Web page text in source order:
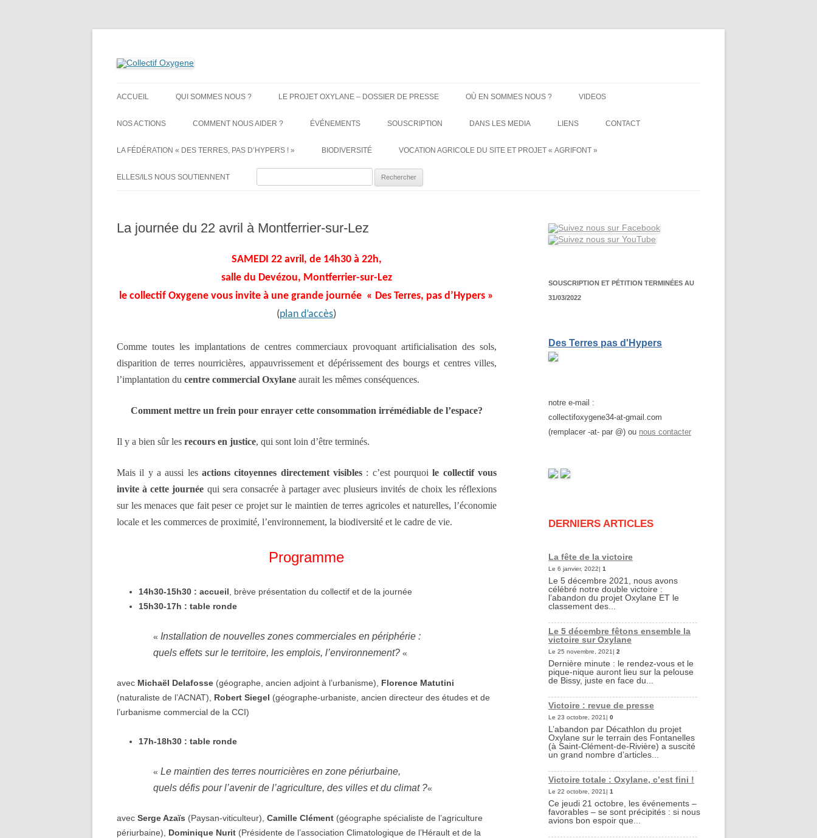
Collectif Oxygene
au
ACCUEIL QUI SOMMES NOUS ? LE PROJET OXYLANE – DOSSIER DE PRESSE OÙ EN SOMMES NOUS ? VIDEOS
NOS ACTIONS COMMENT NOUS AIDER ? ÉVÉNEMENTS SOUSCRIPTION DANS LES MEDIA LIENS CONTACT
LA FÉDÉRATION « DES TERRES, PAS D’HYPERS ! » BIODIVERSITÉ VOCATION AGRICOLE DU SITE ET PROJET « AGRIFONT »
ELLES/ILS NOUS SOUTIENNENT
La journée du 22 avril à Montferrier-sur-Lez
SAMEDI 22 avril, de 14h30 à 22h,
salle du Devézou, Montferrier-sur-Lez
le collectif Oxygene vous invite à une grande journée « Des Terres, pas d’Hypers »
(plan d’accès)
Comme toutes les implantations de centres commerciaux provoquant artificialisation des sols,
disparition de terres nourricières, appauvrissement et dépérissement des bourgs et centres villes,
l’implantation du centre commercial Oxylane aurait les mêmes conséquences.
Comment mettre un frein pour enrayer cette consommation irrémédiable de l’espace?
Il y a bien sûr les recours en justice, qui sont loin d’être terminés.
Mais il y a aussi les actions citoyennes directement visibles : c’est pourquoile collectif vous
invite à cette journée qui sera consacrée à partager avec plusieurs invités de choix les réflexions
sur les menaces que fait peser ce projet sur le maintien de terres agricoles et naturelles, l’économie
locale et les commerces de proximité, l’environnement, la biodiversité et le cadre de vie.
Programme
14h30-15h30 : accueil , brève présentation du collectif et de la journée
15h30-17h : table ronde
« Installation de nouvelles zones commerciales en périphérie :
quels effets sur le territoire, les emplois, l’environnement? «
avec Michaël Delafosse (géographe, ancien adjoint à l’urbanisme), Florence Matutini
(naturaliste de l’ACNAT), Robert Siegel (géographe-urbaniste, ancien directeur des études et de
l’urbanisme commercial de la CCI)
17h-18h30 : table ronde
« Le maintien des terres nourricières en zone périurbaine,
quels défis pour l’avenir de l’agriculture, des villes et du climat ?«
avec Serge Azaïs (Paysan-viticulteur), Camille Clément (géographe spécialiste de l’agriculture
périurbaine), Dominique Nurit (Présidente de l’association Climatologique de l’Hérault et de la
SOUSCRIPTION ET PÉTITION TERMINÉES AU
31/03/2022
Des Terres pas d'Hypers
notre e-mail :
collectifoxygene34-at-gmail.com
(remplacer -at- par @) ou nous contacter
DERNIERS ARTICLES
La fête de la victoire
Le 6 janvier, 2022| 1
Le 5 décembre 2021, nous avons
célébré notre double victoire :
l’abandon du projet Oxylane ET le
classement des...
Le 5 décembre fêtons ensemble la
victoire sur Oxylane
Le 25 novembre, 2021| 2
Dernière minute : le rendez-vous et le
pique-nique auront lieu sur la pelouse
de Bissy, juste en face du...
Victoire : revue de presse
Le 23 octobre, 2021| 0
L’abandon par Décathlon du projet
Oxylane sur le terrain des Fontanelles
(à Saint-Clément-de-Rivière) a suscité
un grand nombre d’articles...
Victoire totale : Oxylane, c’est fini !
Le 22 octobre, 2021| 1
Ce jeudi 21 octobre, les événements –
favorables – se sont précipités : si nous
avions bon espoir que...